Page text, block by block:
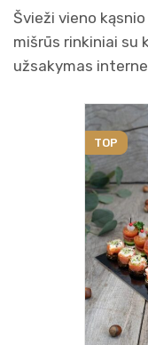
Švieži vieno
mišrūs rinkiniai su
užsakymas
TOP